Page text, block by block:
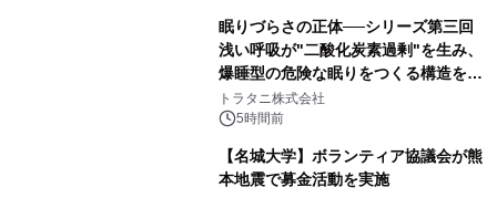
眠りづらさの正体──シリーズ第三回
浅い呼吸が"二酸化炭素過剰"を生み、
爆睡型の危険な眠りをつくる構造を解
説
トラタニ株式会社
5時間前
【名城大学】ボランティア協議会が熊
本地震で募金活動を実施